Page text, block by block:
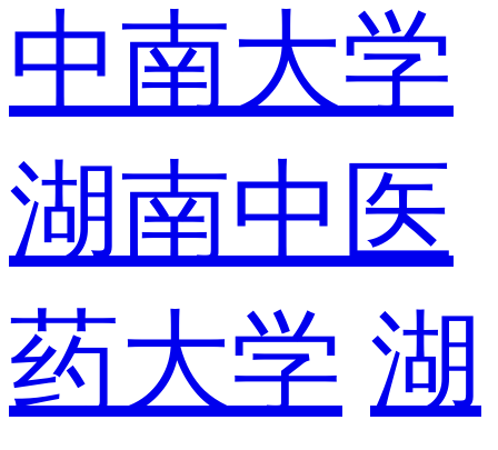
中南大学
湖南中医
药大学 湖